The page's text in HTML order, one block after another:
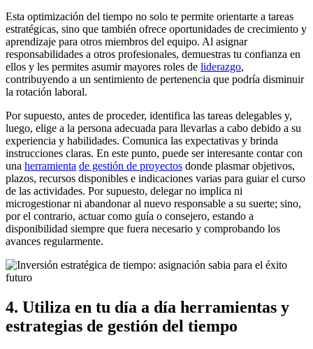
Esta optimización del tiempo no solo te permite orientarte a tareas
estratégicas, sino que también ofrece oportunidades de crecimiento y
aprendizaje para otros miembros del equipo. Al asignar
responsabilidades a otros profesionales, demuestras tu confianza en
ellos y les permites asumir mayores roles de liderazgo,
contribuyendo a un sentimiento de pertenencia que podría disminuir
la rotación laboral.
Por supuesto, antes de proceder, identifica las tareas delegables y,
luego, elige a la persona adecuada para llevarlas a cabo debido a su
experiencia y habilidades. Comunica las expectativas y brinda
instrucciones claras. En este punto, puede ser interesante contar con
una herramienta de gestión de proyectos donde plasmar objetivos,
plazos, recursos disponibles e indicaciones varias para guiar el curso
de las actividades. Por supuesto, delegar no implica ni
microgestionar ni abandonar al nuevo responsable a su suerte; sino,
por el contrario, actuar como guía o consejero, estando a
disponibilidad siempre que fuera necesario y comprobando los
avances regularmente.
4. Utiliza en tu día a día herramientas y
estrategias de gestión del tiempo